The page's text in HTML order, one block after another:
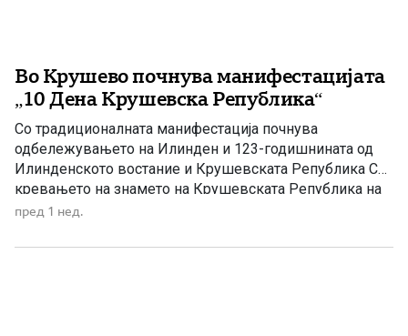
Во Крушево почнува манифестацијата
„10 Дена Крушевска Република“
Со традиционалната манифестација почнува
одбележувањето на Илинден и 123-годишнината од
Илинденското востание и Крушевската Република Со
кревањето на знамето на Крушевската Република на
Гумење и со свечена програма, вечерва во Крушево
Крушевска Република“. Со нејзиното отворање
пред 1 нед.